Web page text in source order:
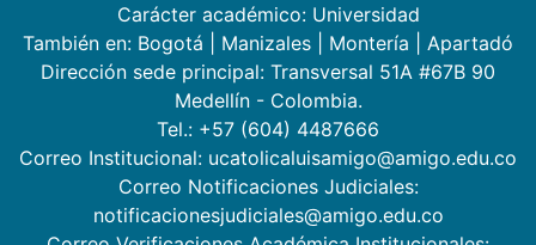
Carácter académico: Universidad
También en: Bogotá Manizales Montería
Apartadó
Dirección sede principal: Transversal 51A #67B 90
Medellín - Colombia.
Tel.: +57 (604) 4487666
Correo Institucional: ucatolicaluisamigo@amigo.edu.co
Correo Notificaciones Judiciales:
notificacionesjudiciales@amigo.edu.co